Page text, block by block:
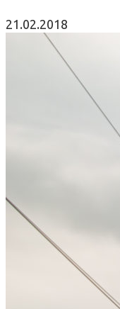
21.02.2018